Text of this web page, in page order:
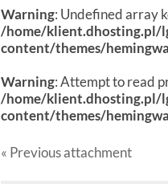
Warning: Undefined array
/home/klient.dhosting.pl/
content/themes/
Warning: Attempt to read
/home/klient.dhosting.pl/
content/themes/
« Previousattachment